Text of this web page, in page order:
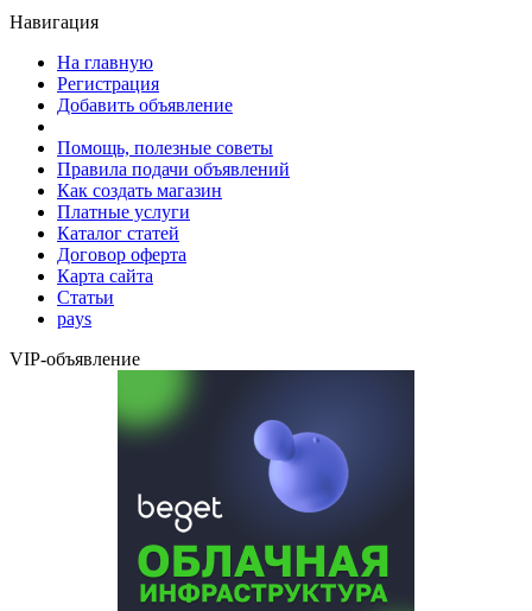
Навигация
На главную
Регистрация
Добавить объявление
Помощь, полезные советы
Правила подачи объявлений
Как создать магазин
Платные услуги
Каталог статей
Договор оферта
Карта сайта
Статьи
pays
VIP-объявление